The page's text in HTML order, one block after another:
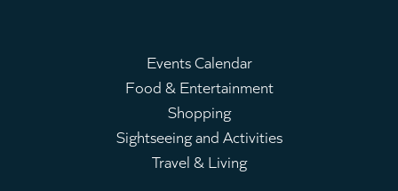
Huvudmeny
Events Calendar
Food & Entertainment
Shopping
Sightseeing and Activities
Travel & Living